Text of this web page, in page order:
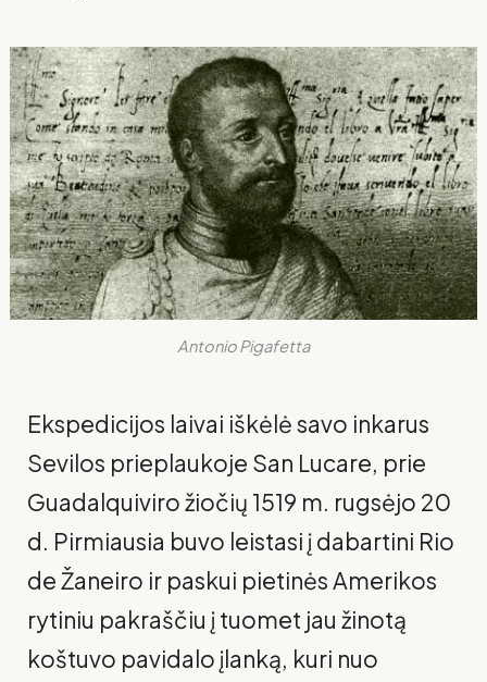
Antonio Pigafetta
Ekspedicijos laivai iškėlė savo inkarus
Sevilos prieplaukoje San Lucare, prie
Guadalquiviro žiočių 1519 m. rugsėjo 20
d. Pirmiausia buvo leistasi į dabartini Rio
de Žaneiro ir paskui pietinės Amerikos
rytiniu pakraščiu į tuomet jau žinotą
koštuvo pavidalo įlanką, kuri nuo